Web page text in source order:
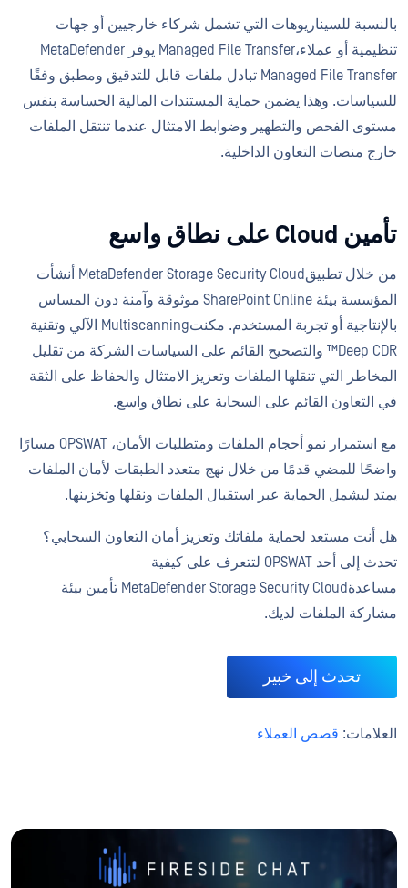
بالنسبة للسيناريوهات التي تشمل شركاء خارجيين أو جهات
تنظيمية أو عملاء،Managed File Transfer يوفر MetaDefender
Managed File Transfer تبادل ملفات قابل للتدقيق ومطبق وفقًا
للسياسات. وهذا يضمن حماية المستندات المالية الحساسة بنفس
مستوى الفحص والتطهير وضوابط الامتثال عندما تنتقل الملفات
خارج منصات التعاون الداخلية.
تأمين Cloud على نطاق واسع
من خلال تطبيقMetaDefender Storage Security Cloud أنشأت
المؤسسة بيئة SharePoint Online موثوقة وآمنة دون المساس
بالإنتاجية أو تجربة المستخدم. مكنتMultiscanning الآلي وتقنية
Deep CDR™ والتصحيح القائم على السياسات الشركة من تقليل
المخاطر التي تنقلها الملفات وتعزيز الامتثال والحفاظ على الثقة
في التعاون القائم على السحابة على نطاق واسع.
مع استمرار نمو أحجام الملفات ومتطلبات الأمان، OPSWAT مسارًا
واضحًا للمضي قدمًا من خلال نهج متعدد الطبقات لأمان الملفات
يمتد ليشمل الحماية عبر استقبال الملفات ونقلها وتخزينها.
هل أنت مستعد لحماية ملفاتك وتعزيز أمان التعاون السحابي؟
تحدث إلى أحد OPSWAT لتتعرف على كيفية
مساعدةMetaDefender Storage Security Cloud تأمين بيئة
مشاركة الملفات لديك.
تحدث إلى خبير
العلامات: قصص العملاء